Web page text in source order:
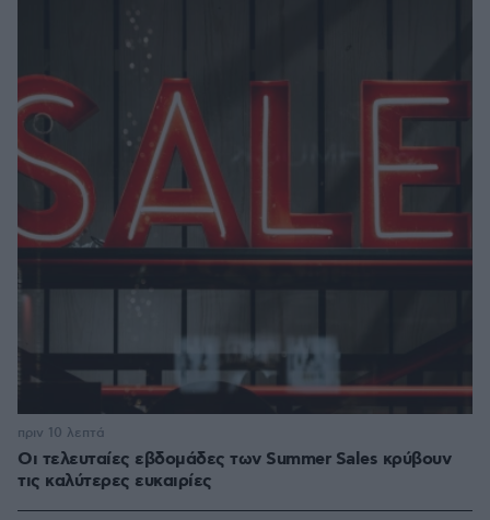
Οι τελευταίες εβδομάδες των Summer Sales κρύβουν
τις καλύτερες ευκαιρίες
πριν 10 λεπτά